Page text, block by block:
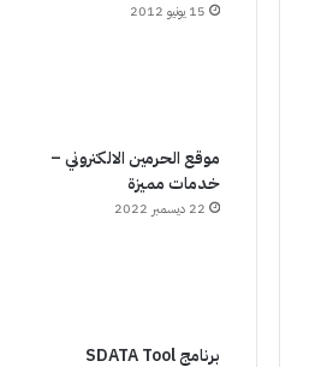
15 يونيو 2012
موقع الحرمين الالكتروني –
خدمات مميزة
22 ديسمبر 2022
برنامج SDATA Tool